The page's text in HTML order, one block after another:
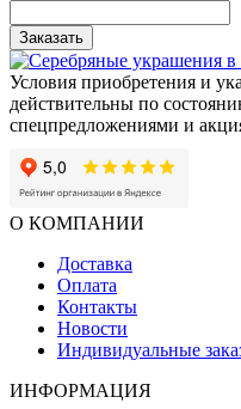
Заказать
Условия приобретения и
действительны по
спецпредложениями и
О КОМПАНИИ
Доставка
Оплата
Контакты
Новости
Индивидуальные
ИНФОРМАЦИЯ